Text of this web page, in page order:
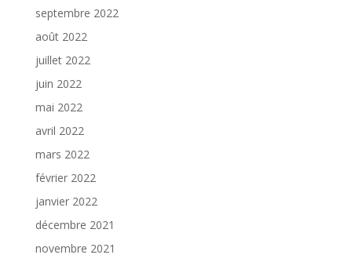
septembre 2022
août 2022
juillet 2022
juin 2022
mai 2022
avril 2022
mars 2022
février 2022
janvier 2022
décembre 2021
novembre 2021